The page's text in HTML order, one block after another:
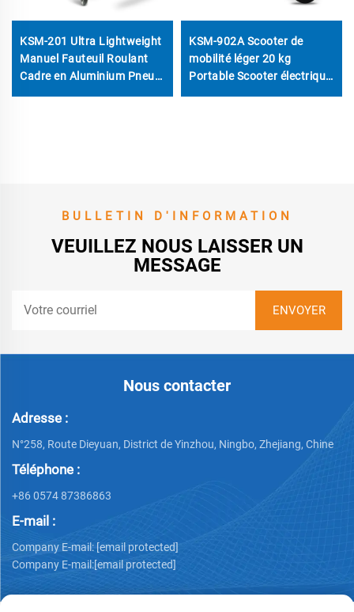
KSM-201 Ultra Lightweight
Manuel Fauteuil Roulant
Cadre en Aluminium Pneus
KSM-902A Scooter de
mobilité léger 20 kg
Portable Scooter électrique
BULLETIN D'INFORMATION
VEUILLEZ NOUS LAISSER UN
MESSAGE
Nous contacter
Adresse :
N°258, Route Dieyuan, District de Yinzhou, Ningbo, Zhejiang, Chine
Téléphone :
+86 0574 87386863
E-mail :
Company E-mail:[email protected]
Company E-mail:[email protected]